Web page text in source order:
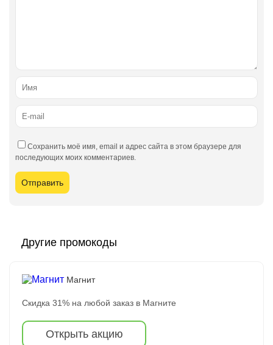
Сохранить моё имя, email и адрес сайта в этом браузере для
последующих моих комментариев.
Другие промокоды
Магнит
Скидка 31% на любой заказ в Магните
Открыть акцию